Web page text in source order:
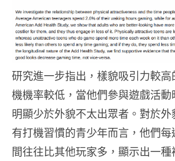
研究進一步指出，樣貌吸引力較
機機率較低，當他們參與遊戲活
明顯少於外貌不太出眾者。對於外
有打機習慣的青少年而言，他們
間往往比其他玩家多，顯示出一